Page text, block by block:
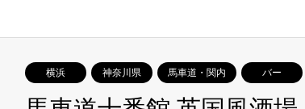
横浜 神奈川県 馬車道・関内 バー